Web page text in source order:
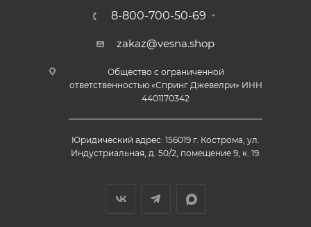
8-800-700-50-69
zakaz@vesna.shop
Общество с ограниченной
ответственностью «Спринг Джевелри» ИНН
4401170342
Юридический адрес: 156019 г. Кострома, ул.
Индустриальная, д. 50/2, помещение 9, к. 19.